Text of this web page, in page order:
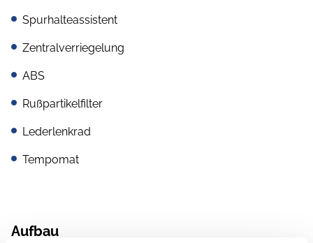
Spurhalteassistent
Zentralverriegelung
ABS
Rußpartikelfilter
Lederlenkrad
Tempomat
Aufbau